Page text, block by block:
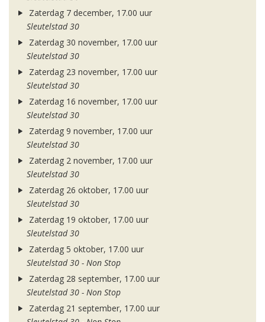
Zaterdag 7 december, 17.00 uur
Sleutelstad 30
Zaterdag 30 november, 17.00 uur
Sleutelstad 30
Zaterdag 23 november, 17.00 uur
Sleutelstad 30
Zaterdag 16 november, 17.00 uur
Sleutelstad 30
Zaterdag 9 november, 17.00 uur
Sleutelstad 30
Zaterdag 2 november, 17.00 uur
Sleutelstad 30
Zaterdag 26 oktober, 17.00 uur
Sleutelstad 30
Zaterdag 19 oktober, 17.00 uur
Sleutelstad 30
Zaterdag 5 oktober, 17.00 uur
Sleutelstad 30 - Non Stop
Zaterdag 28 september, 17.00 uur
Sleutelstad 30 - Non Stop
Zaterdag 21 september, 17.00 uur